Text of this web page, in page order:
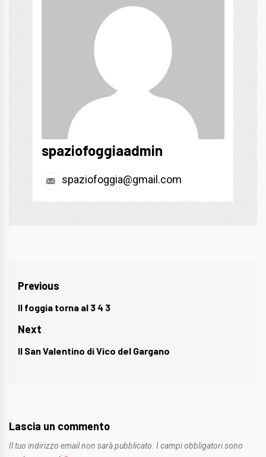
spaziofoggiaadmin
spaziofoggia@gmail.com
Navigazione
articoli
Previous
Previous
post:
Il foggia torna al 3 4 3
Next
Next
Il San Valentino di Vico del Gargano
Lascia un commento
Il tuo indirizzo email non sarà pubblicato. I campi obbligatori sono